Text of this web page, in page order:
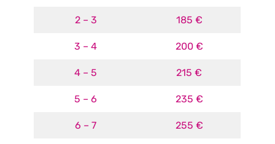
2 – 3 185 €
3 – 4 200 €
4 – 5 215 €
5 – 6 235 €
6 – 7 255 €